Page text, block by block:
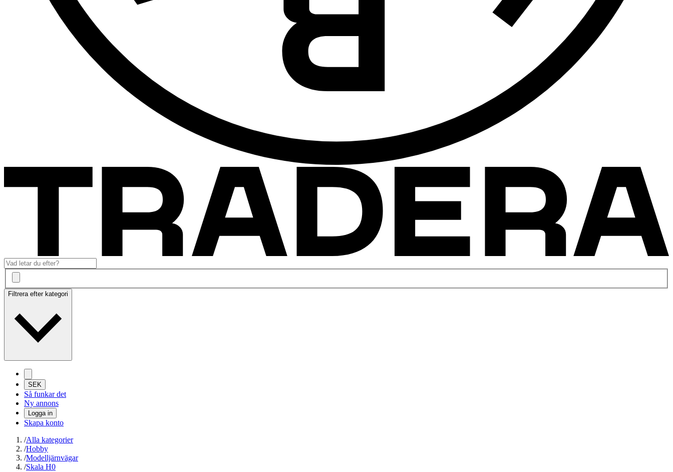
Filtrera efter kategori
SEK
Så funkar det
Ny annons
Logga in
Skapa konto
/Alla kategorier
/Hobby
/Modelljärnvägar
/Skala H0